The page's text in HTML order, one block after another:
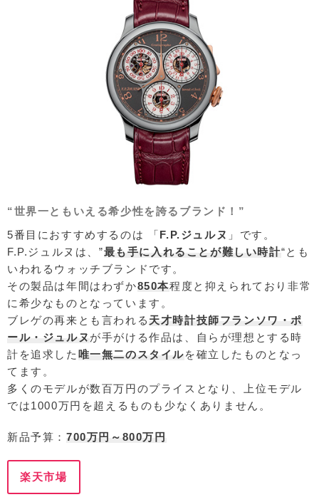
“世界一ともいえる希少性を誇るブランド！”
5番目におすすめするのは 「F.P.ジュルヌ 」です。
F.P.ジュルヌは、”最も手に入れることが難しい時計“とも
いわれるウォッチブランドです。
その製品は年間はわずか850本程度と抑えられており非常
に希少なものとなっています。
ブレゲの再来とも言われる 天才時計技師フランソワ・ポ
ール・ジュルヌ が手がける作品は、自らが理想とする時
計を追求した 唯一無二のスタイルを確立したものとなっ
てます。
多くのモデルが数百万円のプライスとなり、上位モデル
では1000万円を超えるものも少なくありません。
新品予算： 700万円～800万円
楽天市場